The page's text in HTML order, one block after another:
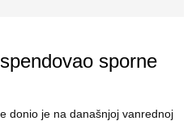
sporne
donio je na današnjoj vanrednoj